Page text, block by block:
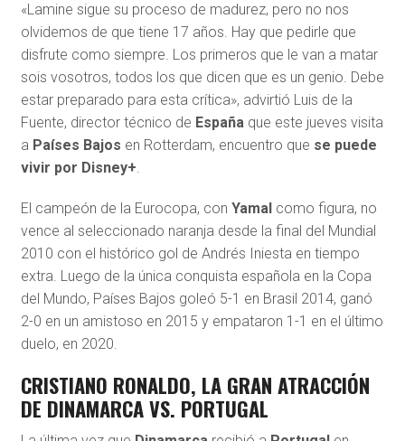
«Lamine sigue su proceso de madurez, pero no nos
olvidemos de que tiene 17 años. Hay que pedirle que
disfrute como siempre. Los primeros que le van a matar
sois vosotros, todos los que dicen que es un genio. Debe
estar preparado para esta crítica», advirtió Luis de la
Fuente, director técnico de Españaque este jueves visita
a Países Bajos en Rotterdam, encuentro que se puede
vivir por Disney+.
El campeón de la Eurocopa, con Yamal como figura, no
vence al seleccionado naranja desde la final del Mundial
2010 con el histórico gol de Andrés Iniesta en tiempo
extra. Luego de la única conquista española en la Copa
del Mundo, Países Bajos goleó 5-1 en Brasil 2014, ganó
2-0 en un amistoso en 2015 y empataron 1-1 en el último
duelo, en 2020.
CRISTIANO RONALDO, LA GRAN ATRACCIÓN
DE DINAMARCA VS. PORTUGAL